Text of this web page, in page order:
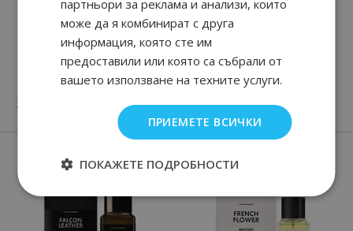
Dunhill CUSTOM
€ / 57.89лв.
25.
Dunhill DESIRE BLUE
38. € / 75.
партньори за реклама и анализи, които
може да я комбинират с друга
информация, която сте им
предоставили или която са събрали от
вашето използване на техните услуги.
ПРИЕМЕТЕ ВСИЧКИ
ПОКАЖЕТЕ ПОДРОБНОСТИ